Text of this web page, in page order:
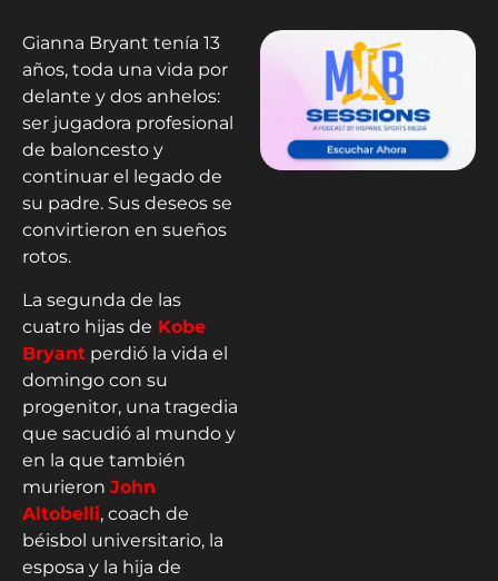
Gianna Bryant tenía 13
años, toda una vida por
delante y dos anhelos:
ser jugadora profesional
de baloncesto y
continuar el legado de
su padre. Sus deseos se
convirtieron en sueños
rotos.
La segunda de las
cuatro hijas de Kobe
Bryant perdió la vida el
domingo con su
progenitor, una tragedia
que sacudió al mundo y
en la que también
murieron John
Altobelli, coach de
béisbol universitario, la
esposa y la hija de